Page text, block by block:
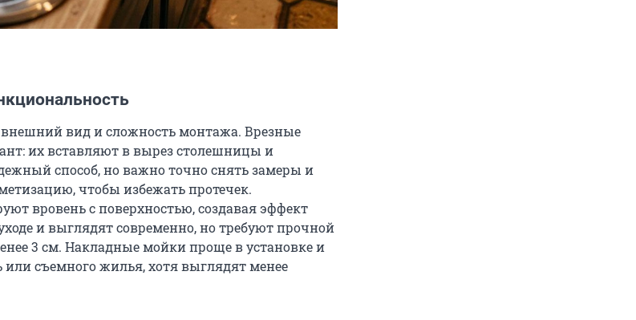
внешний вид и сложность монтажа. Врезные
их вставляют в вырез столешницы и
способ, но важно точно снять замеры и
чтобы избежать протечек.
вровень с поверхностью, создавая эффект
и выглядят современно, но требуют прочной
3 см. Накладные мойки проще в установке и
съемного жилья, хотя выглядят менее